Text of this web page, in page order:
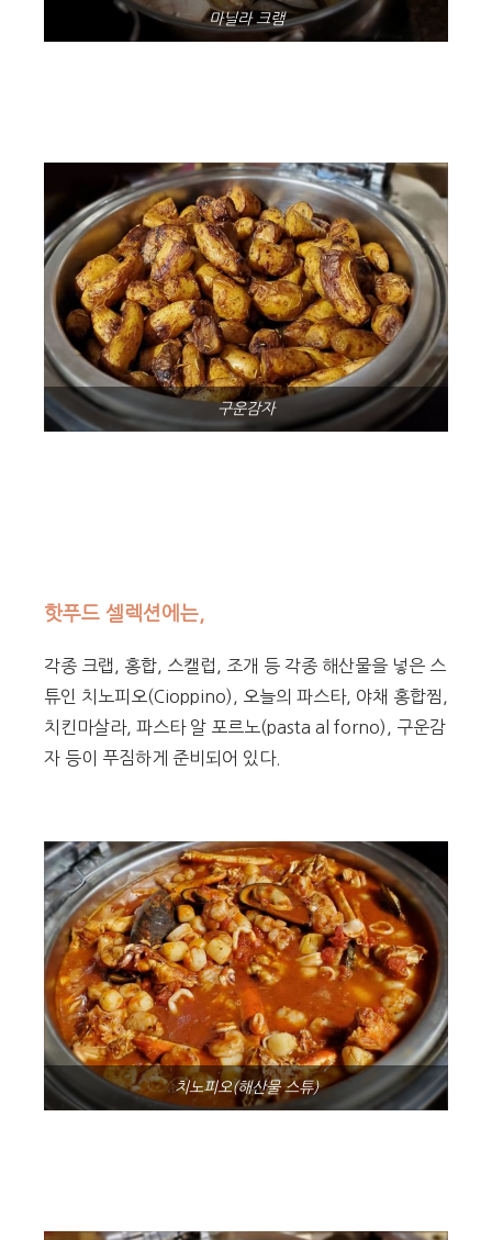
마닐라 크램
구운감자
핫푸드 셀렉션에는,
각종 크랩, 홍합, 스캘럽, 조개 등 각종 해산물을 넣은 스
튜인 치노피오(Cioppino), 오늘의 파스타, 야채 홍합찜,
치킨마살라, 파스타 알 포르노(pasta al forno), 구운감
자 등이 푸짐하게 준비되어 있다.
치노피오(해산물 스튜)